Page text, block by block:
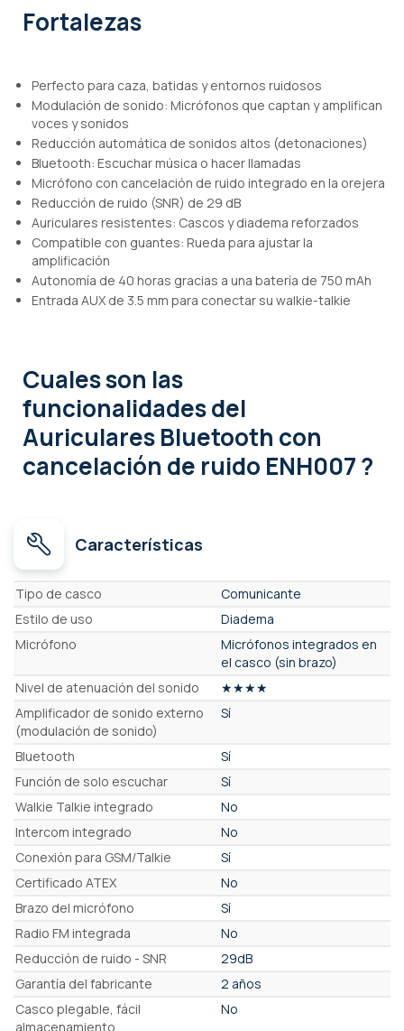
Fortalezas
Perfecto para caza, batidas y entornos ruidosos
Modulación de sonido: Micrófonos que captan y amplifican
voces y sonidos
Reducción automática de sonidos altos (detonaciones)
Bluetooth: Escuchar música o hacer llamadas
Micrófono con cancelación de ruido integrado en la orejera
Reducción de ruido (SNR) de 29 dB
Auriculares resistentes: Cascos y diadema reforzados
Compatible con guantes: Rueda para ajustar la
amplificación
Autonomía de 40 horas gracias a una batería de 750 mAh
Entrada AUX de 3.5 mm para conectar su walkie-talkie
Cuales son las
funcionalidadesdel
Auriculares Bluetooth con
cancelación de ruido ENH007 ?
Características
Características
Tipo de casco
Comunicante
Estilo de uso
Diadema
Micrófono
Micrófonos integrados en
el casco (sin brazo)
Nivel de atenuación del sonido
★★★★
Amplificador de sonido externo
(modulación de sonido)
Sí
Bluetooth
Sí
Función de solo escuchar
Sí
Walkie Talkie integrado
No
Intercom integrado
No
Conexión para GSM/Talkie
Sí
Certificado ATEX
No
Brazo del micrófono
Sí
Radio FM integrada
No
Reducción de ruido - SNR
29dB
Garantía del fabricante
2 años
Casco plegable, fácil
almacenamiento.
No